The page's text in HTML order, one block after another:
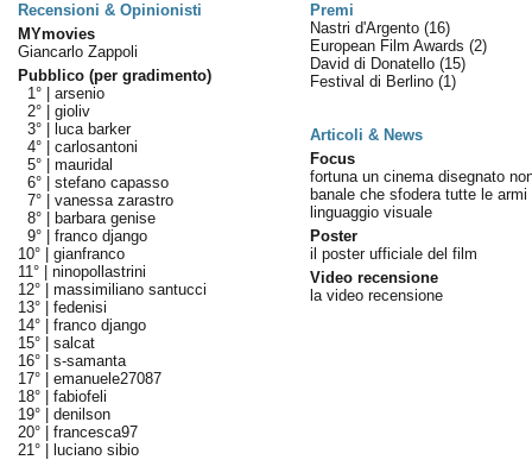
Recensioni & Opinionisti
Premi
MYmovies
Giancarlo Zappoli
Pubblico (per gradimento)
1° | arsenio
2° | gioliv
3° |
luca barker
4° | carlosantoni
5° | mauridal
6° | stefano capasso
7° | vanessa zarastro
8° |
barbara genise
9° | franco django
10° | gianfranco
11° | ninopollastrini
12° | massimiliano santucci
13° | fedenisi
14° | franco django
15° | salcat
16° | s-samanta
17° | emanuele27087
18° | fabiofeli
19° | denilson
20° | francesca97
21° |
luciano sibio
Nastri d'Argento (16)
European Film Awards (2)
David di Donatello (15)
Festival di Berlino (1)
Articoli & News
Focus
fortuna un cinema disegnato
banale che sfodera tutte le armi
linguaggio visuale
Poster
il poster ufficiale del film
Video recensione
la video recensione